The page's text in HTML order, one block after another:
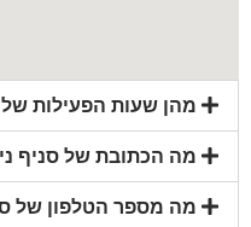
מהן שעות הפעילות של
מה הכתובת של סניף
מה מספר הטלפון של